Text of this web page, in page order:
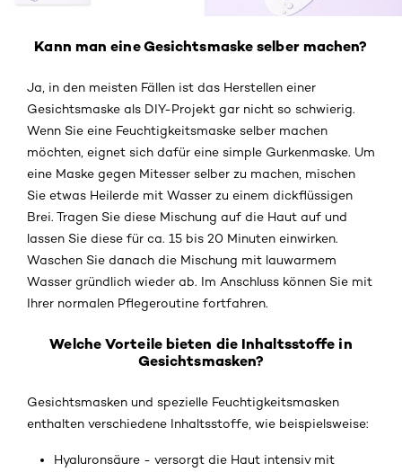
Kann man eine Gesichtsmaske selber machen?
Ja, in den meisten Fällen ist das Herstellen einer
Gesichtsmaske als DIY-Projekt gar nicht so schwierig.
Wenn Sie eine Feuchtigkeitsmaske selber machen
möchten, eignet sich dafür eine simple Gurkenmaske. Um
eine Maske gegen Mitesser selber zu machen, mischen
Sie etwas Heilerde mit Wasser zu einem dickflüssigen
Brei. Tragen Sie diese Mischung auf die Haut auf und
lassen Sie diese für ca. 15 bis 20 Minuten einwirken.
Waschen Sie danach die Mischung mit lauwarmem
Wasser gründlich wieder ab. Im Anschluss können Sie mit
Ihrer normalen Pflegeroutine fortfahren.
Welche Vorteile bieten die Inhaltsstoffe in
Gesichtsmasken?
Gesichtsmasken und spezielle Feuchtigkeitsmasken
enthalten verschiedene Inhaltsstoffe, wie beispielsweise:
Hyaluronsäure - versorgt die Haut intensiv mit